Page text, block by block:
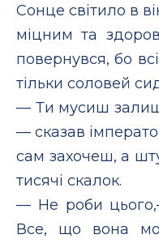
Сонце світило в
міцним та
повернувся, бо
тільки соловей
— Ти мусиш
— сказав
сам захочеш, а
тисячі скалок.
— Не роби
Все, що вона